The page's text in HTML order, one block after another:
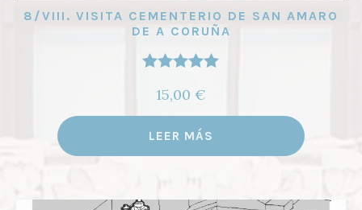
8/VIII. VISITA CEMENTERIO DE SAN AMARO
DE A CORUÑA
con4.97
5
15,00 €
LEER MÁS